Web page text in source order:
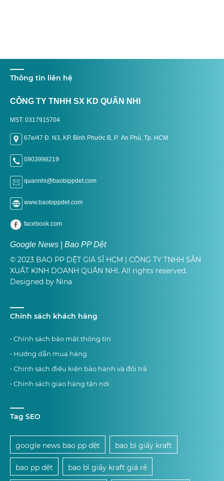
Thông tin liên hệ
CÔNG TY TNHH SX KD QUÂN NHI
MST: 0317915704
67e/47 Đ. N3, KP. Bình Phước B, P. An Phú, Tp. HCM
0903998219
quannhi@baobippdet.com
www.baobippdet.com
facebook.com
Google News | Bao PP Dệt
© 2023 BAO PP DỆT GIÁ SỈ HCM | CÔNG TY TNHH SẢN
XUẤT KINH DOANH QUÂN NHI. All rights reserved.
Designed by Nina
Chính sách khách hàng
• Chính sách bảo mật thông tin
• Hướng dẫn mua hàng
• Chính sách điều kiện bảo hành và đổi trả
• Chính sách giao hàng tận nơi
Tag SEO
google news bao pp dệt bao bì giấy kraft
bao pp dệt bao bì giấy kraft giá rẻ